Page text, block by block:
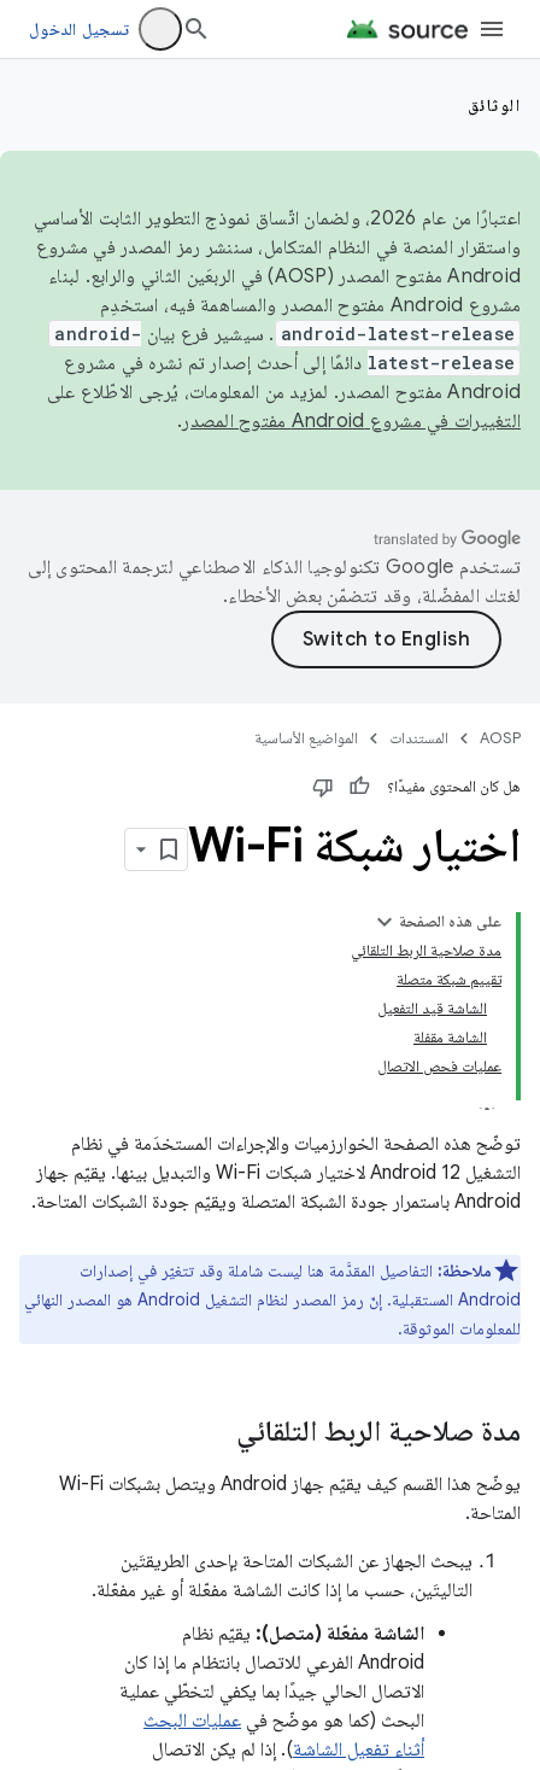
تسجيل الدخول
الوثائق
اعتبارًا من عام 2026، ولضمان اتّساق نموذج التطوير الثابت الأساسي
واستقرار المنصة في النظام المتكامل، سننشر رمز المصدر في مشروع
Android مفتوح المصدر (AOSP) في الربعَين الثاني والرابع. لبناء
مشروع Android مفتوح المصدر والمساهمة فيه، استخدِم
android-latest-release . سيشير فرع بيان android-
latest-release دائمًا إلى أحدث إصدار تم نشره في مشروع
Android مفتوح المصدر. لمزيد من المعلومات، يُرجى الاطّلاع على
التغييرات في مشروع Android مفتوح المصدر
.
تستخدم Google تكنولوجيا الذكاء الاصطناعي لترجمة المحتوى إلى
لغتك المفضّلة، وقد تتضمّن بعض الأخطاء.
AOSP المستندات المواضيع الأساسية
هل كان المحتوى مفيدًا؟
اختيار شبكة Wi-Fi
على هذه الصفحة
مدة صلاحية الربط التلقائي
تقييم شبكة متصلة
الشاشة قيد التفعيل
الشاشة مقفلة
عمليات فحص الاتصال
توضّح هذه الصفحة الخوارزميات والإجراءات المستخدَمة في نظام
التشغيل Android 12 لاختيار شبكات Wi-Fi والتبديل بينها. يقيّم جهاز
Android باستمرار جودة الشبكة المتصلة ويقيّم جودة الشبكات المتاحة.
ملاحظة: التفاصيل المقدَّمة هنا ليست شاملة وقد تتغيّر في إصدارات
Android المستقبلية. إنّ رمز المصدر لنظام التشغيل Android هو المصدر النهائي
للمعلومات الموثوقة.
مدة صلاحية الربط التلقائي
يوضّح هذا القسم كيف يقيّم جهاز Android ويتصل بشبكات Wi-Fi
المتاحة.
يبحث الجهاز عن الشبكات المتاحة بإحدى الطريقتَين
التاليتَين، حسب ما إذا كانت الشاشة مفعّلة أو غير مفعّلة.
الشاشة مفعّلة (متصل): يقيّم نظام
Android الفرعي للاتصال بانتظام ما إذا كان
الاتصال الحالي جيدًا بما يكفي لتخطّي عملية
البحث (كما هو موضّح في عمليات البحث
أثناء تفعيل الشاشة). إذا لم يكن الاتصال